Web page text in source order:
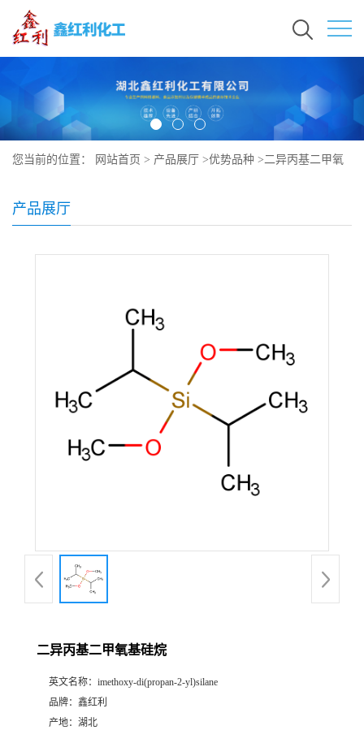
您当前的位置： 网站首页 > 产品展厅 >优势品种 >二异丙基二甲氧
产品展厅
二异丙基二甲氧基硅烷
英文名称： imethoxy-di(propan-2-yl)silane
品牌： 鑫红利
产地： 湖北